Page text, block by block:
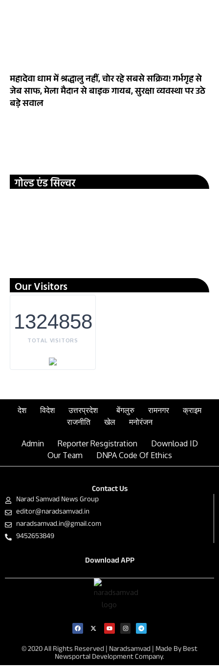
महादेवा धाम में श्रद्धालु नहीं, चोर रहे सबसे सक्रिय! गर्भगृह से
जेब साफ, मेला मैदान से बाइक गायब, सुरक्षा व्यवस्था पर उठे
बड़े सवाल
गोल्ड एंड सिल्वर
Our Visitors
1324858
TOTAL VISITORS
देश विदेश उत्तरप्रदेश बेंगलुरु रामनगर
क्राइम
राजनीति
खेल मनोरंजन
Admin Reporter Resgistration
Download ID
Our Team
DNPA Code Of Ethics
Contact Us
Narad Samvad News Group
editor@naradsamvad.in
naradsamvad.in@gmail.com
9452653849
Download APP
© 2020 All Rights Reserved | Naradsamvad |Made By Best
Newsportal Development Company.